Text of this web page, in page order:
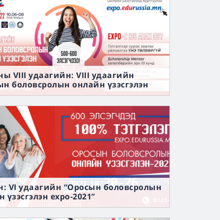
VIII удаагийн: VIII удаагийн
боловсролын онлайн үзэсгэлэн
VI удаагийн “Оросын боловсролын
үзэсгэлэн expo-2021”